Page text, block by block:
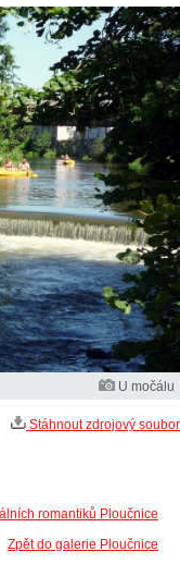
U močálu
Stáhnout zdrojový soubor
romantiků Ploučnice
Zpět do galerie Ploučnice